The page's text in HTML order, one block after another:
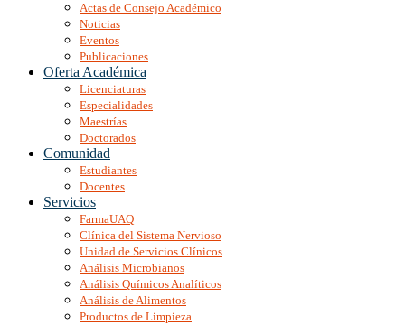
Actas de Consejo Académico
Noticias
Eventos
Publicaciones
Oferta Académica
Licenciaturas
Especialidades
Maestrías
Doctorados
Comunidad
Estudiantes
Docentes
Servicios
FarmaUAQ
Clínica del Sistema Nervioso
Unidad de Servicios Clínicos
Análisis Microbianos
Análisis Químicos Analíticos
Análisis de Alimentos
Productos de Limpieza